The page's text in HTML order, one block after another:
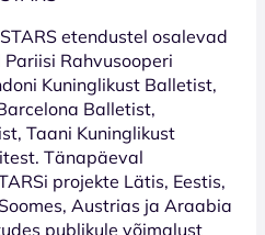
etendustel osalevad
Rahvusooperi
Kuninglikust Balletist,
Balletist,
Taani Kuninglikust
Tänapäeval
projekte Lätis, Eestis,
Austrias ja Araabia
publikule võimalust